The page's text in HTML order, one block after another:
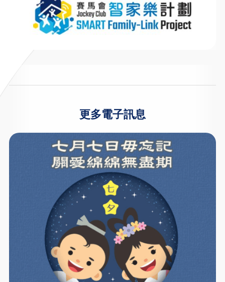
更多電子訊息